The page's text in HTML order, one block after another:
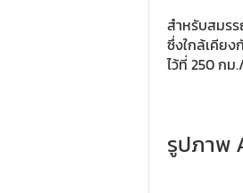
สำหรับสมรร
ซึ่งใกล้เคียง
ไว้ที่ 250 กม
รูปภาพ